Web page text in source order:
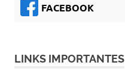
FACEBOOK
LINKS IMPORTANTES